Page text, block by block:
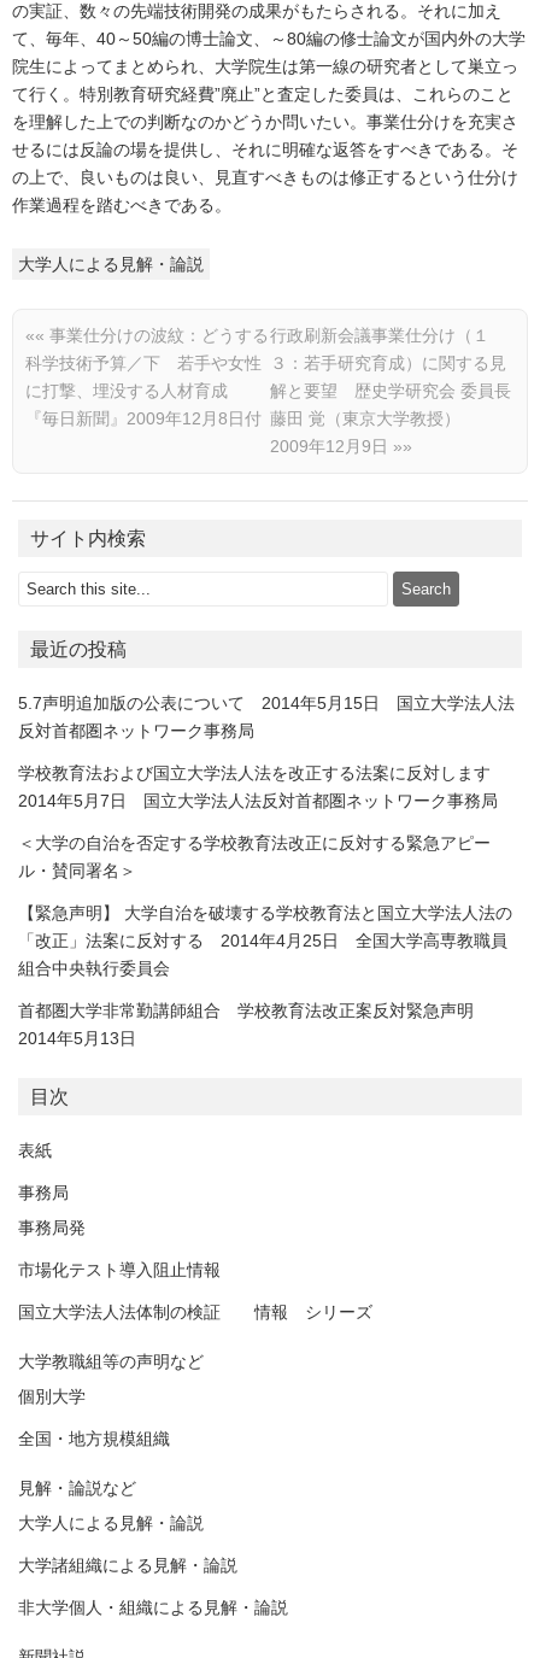
の実証、数々の先端技術開発の成果がもたらされる。それに加え
て、毎年、40～50編の博士論文、～80編の修士論文が国内外の大学
院生によってまとめられ、大学院生は第一線の研究者として巣立っ
て行く。特別教育研究経費”廃止”と査定した委員は、これらのこと
を理解した上での判断なのかどうか問いたい。事業仕分けを充実さ
せるには反論の場を提供し、それに明確な返答をすべきである。そ
の上で、良いものは良い、見直すべきものは修正するという仕分け
作業過程を踏むべきである。
大学人による見解・論説
«« 事業仕分けの波紋：どうする
科学技術予算／下 若手や女性
に打撃、埋没する人材育成
『毎日新聞』2009年12月8日付
行政刷新会議事業仕分け（１
３：若手研究育成）に関する見
解と要望 歴史学研究会 委員長
藤田 覚（東京大学教授）
2009年12月9日 »»
サイト内検索
最近の投稿
5.7声明追加版の公表について 2014年5月15日 国立大学法人法
反対首都圏ネットワーク事務局
学校教育法および国立大学法人法を改正する法案に反対します
2014年5月7日 国立大学法人法反対首都圏ネットワーク事務局
＜大学の自治を否定する学校教育法改正に反対する緊急アピー
ル・賛同署名＞
【緊急声明】 大学自治を破壊する学校教育法と国立大学法人法の
「改正」法案に反対する 2014年4月25日 全国大学高専教職員
組合中央執行委員会
首都圏大学非常勤講師組合 学校教育法改正案反対緊急声明
2014年5月13日
目次
表紙
事務局
事務局発
市場化テスト導入阻止情報
国立大学法人法体制の検証 情報 シリーズ
大学教職組等の声明など
個別大学
全国・地方規模組織
見解・論説など
大学人による見解・論説
大学諸組織による見解・論説
非大学個人・組織による見解・論説